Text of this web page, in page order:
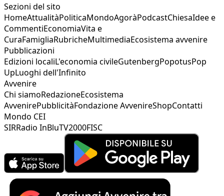
Sezioni del sito
HomeAttualitàPoliticaMondoAgoràPodcastChiesaIdee e
CommentiEconomiaVita e
CuraFamigliaRubricheMultimediaEcosistema avvenire
Pubblicazioni
Edizioni localiL'economia civileGutenbergPopotusPop
UpLuoghi dell'Infinito
Avvenire
Chi siamoRedazioneEcosistema
AvvenirePubblicitàFondazione AvvenireShopContatti
Mondo CEI
SIRRadio InBluTV2000FISC